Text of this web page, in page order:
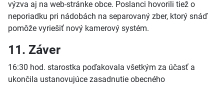
výzva aj na web-stránke obce. Poslanci hovorili tiež o
neporiadku pri nádobách na separovaný zber, ktorý snáď
pomôže vyriešiť nový kamerový systém.
11. Záver
16:30 hod. starostka poďakovala všetkým za účasť a
ukončila ustanovujúce zasadnutie obecného